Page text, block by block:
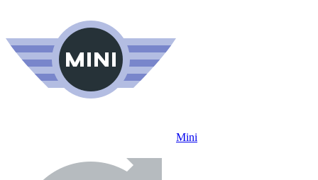
Mini